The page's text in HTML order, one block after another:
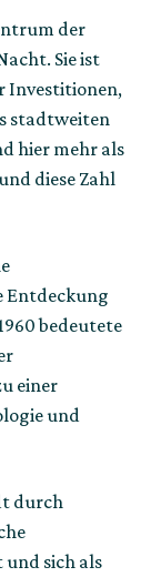
der
Sie ist
Investitionen,
stadtweiten
hier mehr als
diese Zahl
Entdeckung
bedeutete
einer
und
durch
sich als